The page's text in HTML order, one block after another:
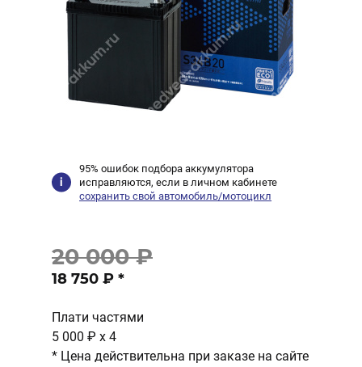
95% ошибок подбора аккумулятора
исправляются, если в личном кабинете
сохранить свой автомобиль/мотоцикл
20 000 ₽
18 750 ₽ *
Плати частями
5 000 ₽ x 4
* Цена действительна при заказе на сайте